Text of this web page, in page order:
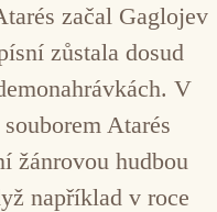
začal Gaglojev
zůstala dosud
V
Atarés
žánrovou hudbou
například v roce